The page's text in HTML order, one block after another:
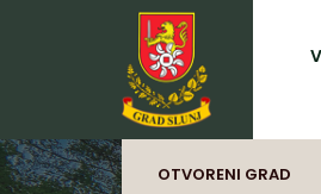
Preskoči
na
sadržaj
OTVORENI GRAD